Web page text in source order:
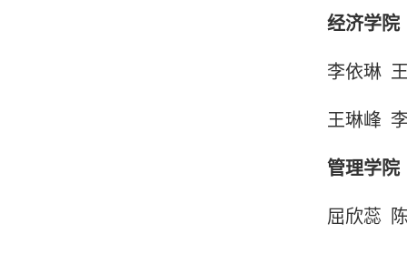
经济学院
李依琳
王琳峰
管理学院
屈欣蕊